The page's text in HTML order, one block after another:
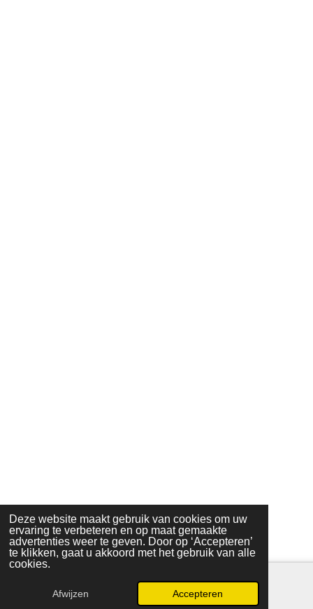
Deze website maakt gebruik van cookies om uw
ervaring te verbeteren en op maat gemaakte
advertenties weer te geven. Door op ‘Accepteren’
te klikken, gaat u akkoord met het gebruik van alle
cookies.
Afwijzen Accepteren
E-mailadres